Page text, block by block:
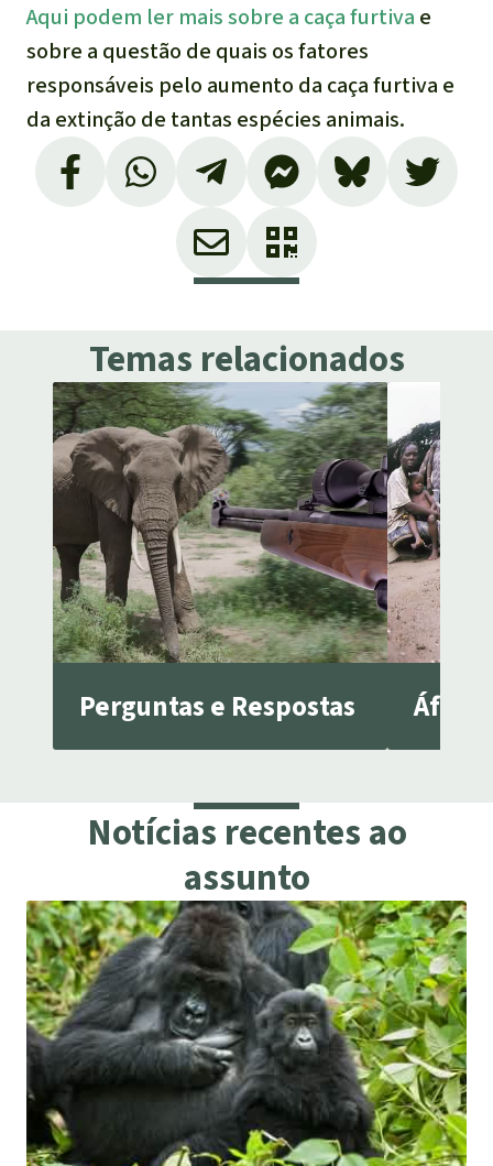
Aqui podem ler mais sobre a caça furtiva e
sobre a questão de quais os fatores
responsáveis pelo aumento da caça furtiva e
da extinção de tantas espécies animais.
Temas relacionados
Perguntas e Respostas África
Notícias recentes ao
assunto